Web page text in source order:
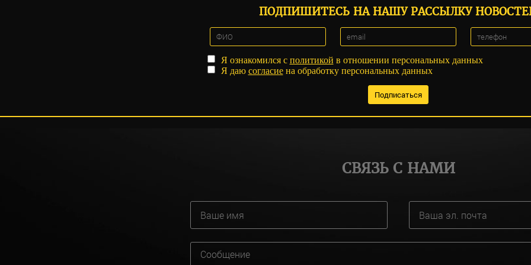
ПОДПИШИТЕСЬ НА НАШУ РАССЫЛКУ
Я ознакомился с политикой в отношении персональных данных
Я даю согласиена обработку персональных данных
СВЯЗЬ С НАМИ